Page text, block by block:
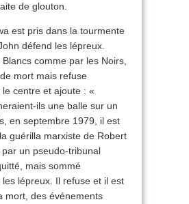
de glouton.
est pris dans la tourmente
défend les lépreux.
comme par les Noirs,
mort mais refuse
le centre et ajoute : «
ils une balle sur un
en septembre 1979, il est
guérilla marxiste de Robert
un pseudo-tribunal
mais sommé
les lépreux. Il refuse et il est
mort, des événements